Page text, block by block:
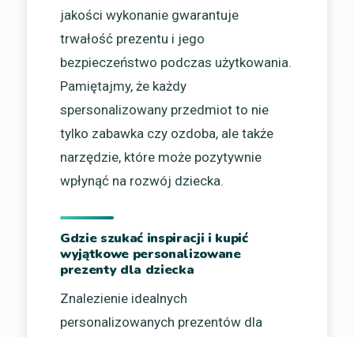
jakości wykonanie gwarantuje
trwałość prezentu i jego
bezpieczeństwo podczas użytkowania.
Pamiętajmy, że każdy
spersonalizowany przedmiot to nie
tylko zabawka czy ozdoba, ale także
narzędzie, które może pozytywnie
wpłynąć na rozwój dziecka.
Gdzie szukać inspiracji i kupić
wyjątkowe personalizowane
prezenty dla dziecka
Znalezienie idealnych
personalizowanych prezentów dla